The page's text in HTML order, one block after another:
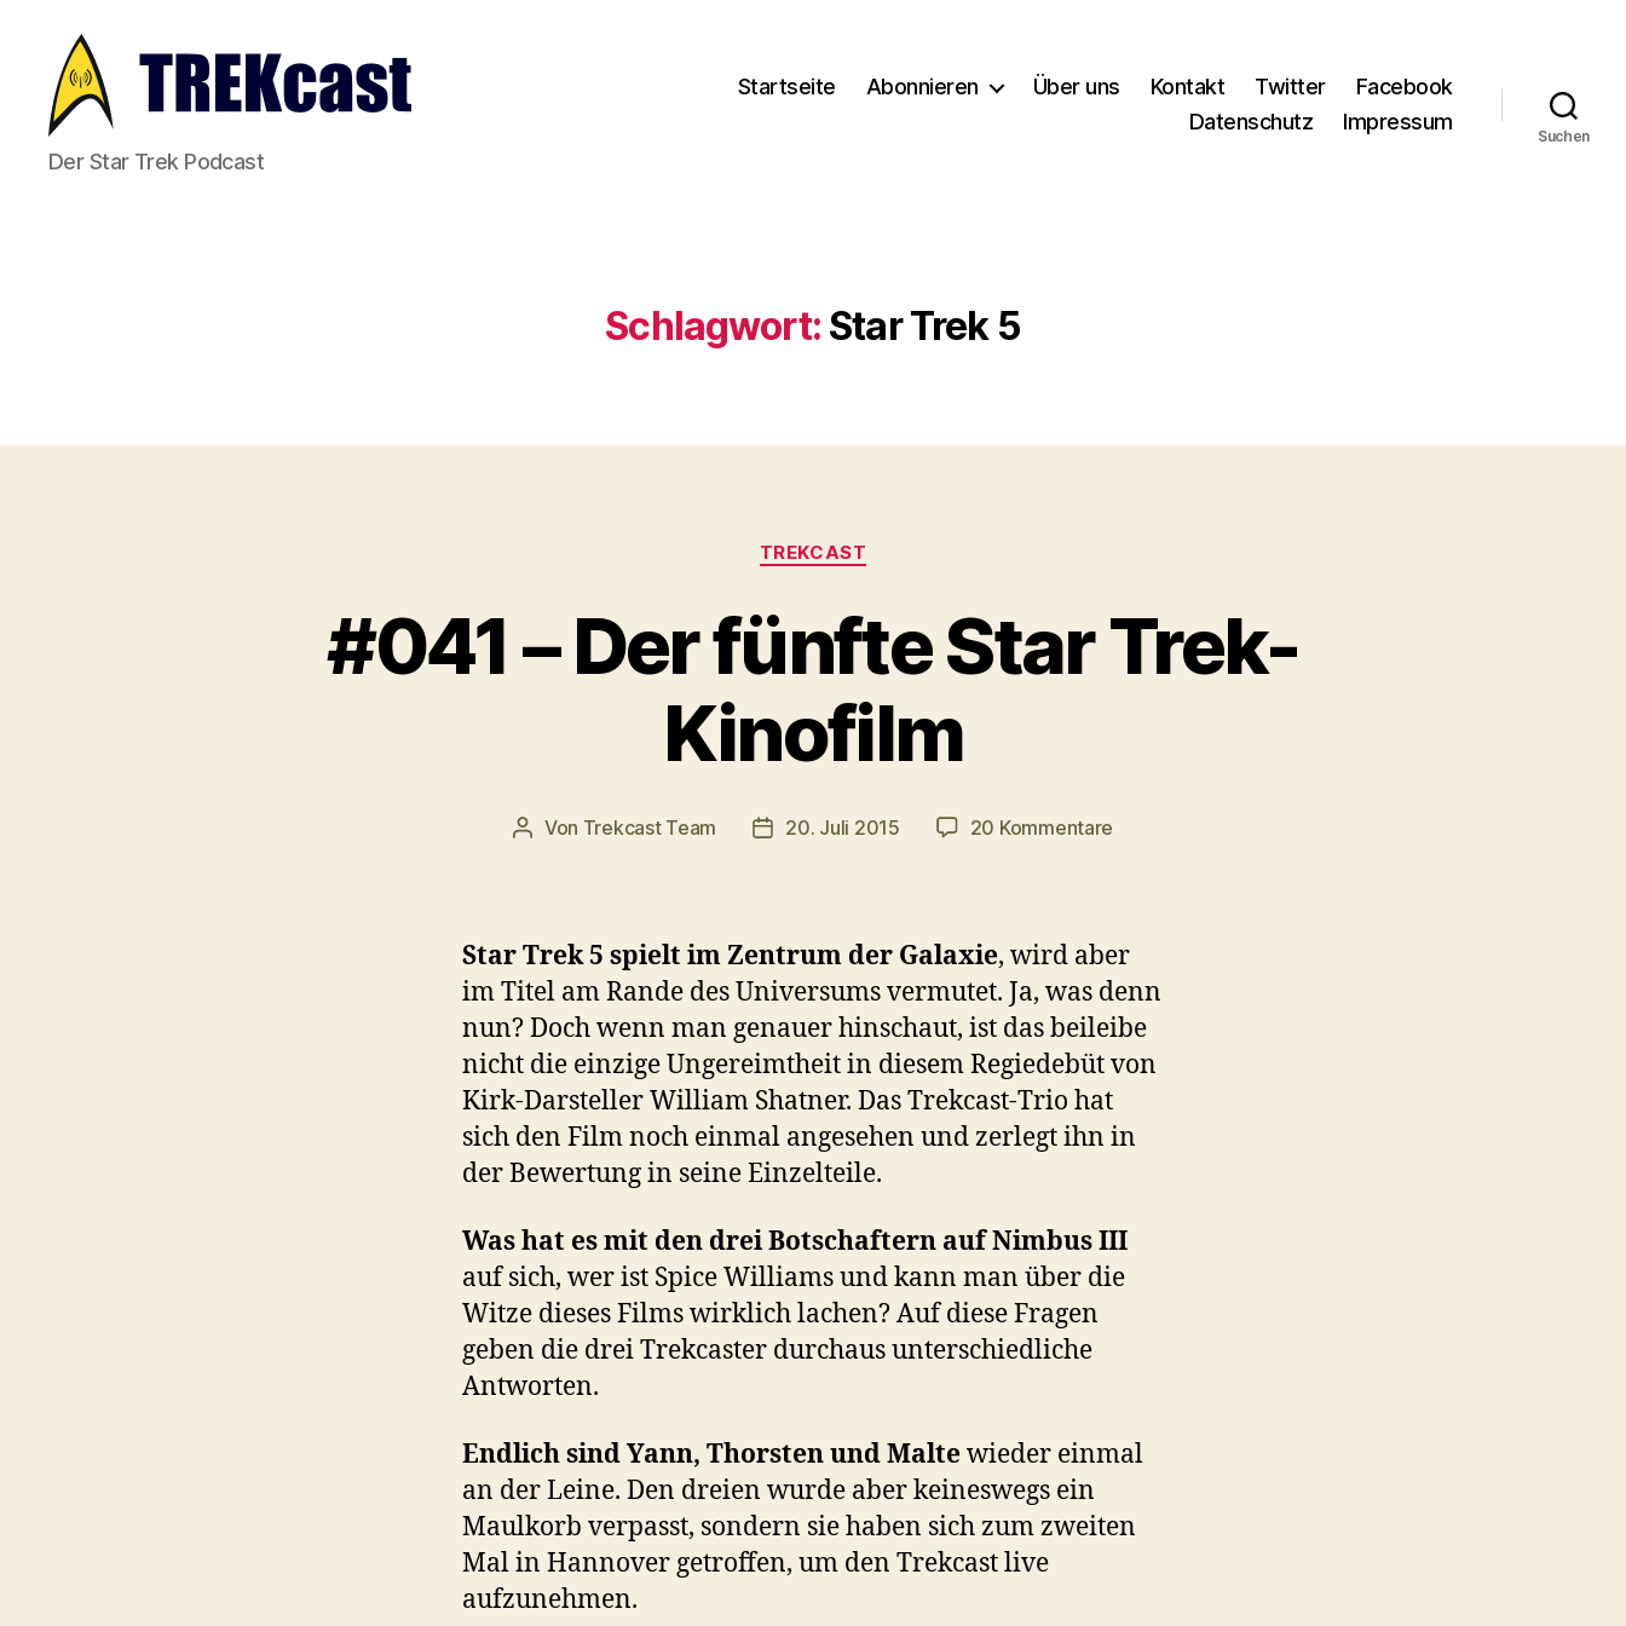
Trekcast
Der Star Trek Podcast
Startseite Abonnieren Über uns Kontakt Twitter
Facebook
Datenschutz
Impressum
Suchen
Schlagwort: Star Trek 5
Kategorien
TREKCAST
#041 – Der fünfte Star Trek-
Kinofilm
Beitragsautor
Von Trekcast Team Veröffentlichungsdatum
20. Juli 2015 20 Kommentare
Star
Trek-
Kinofilm
Star Trek 5 spielt im Zentrum der Galaxie, wird aber
im Titel am Rande des Universums vermutet. Ja, was denn
nun? Doch wenn man genauer hinschaut, ist das beileibe
nicht die einzige Ungereimtheit in diesem Regiedebüt von
Kirk-Darsteller William Shatner. Das Trekcast-Trio hat
sich den Film noch einmal angesehen und zerlegt ihn in
der Bewertung in seine Einzelteile.
Was hat es mit den drei Botschaftern auf Nimbus III
auf sich, wer ist Spice Williams und kann man über die
Witze dieses Films wirklich lachen? Auf diese Fragen
geben die drei Trekcaster durchaus unterschiedliche
Antworten.
Endlich sind Yann, Thorsten und Maltewieder einmal
an der Leine. Den dreien wurde aber keineswegs ein
Maulkorb verpasst, sondern sie haben sich zum zweiten
Mal in Hannover getroffen, um den Trekcast live
aufzunehmen.